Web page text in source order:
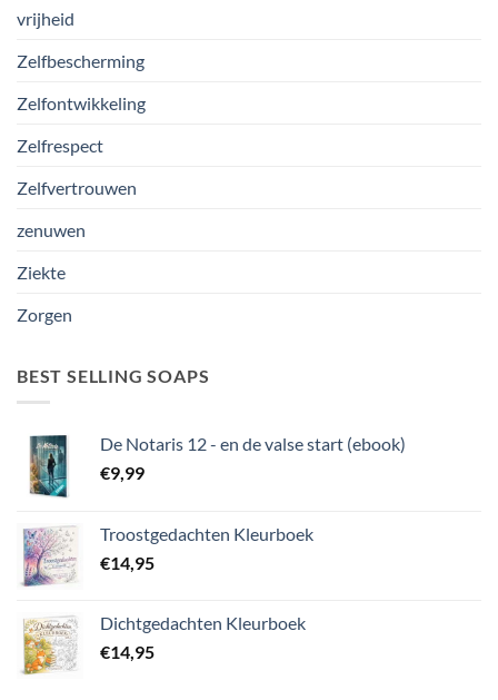
vrijheid
Zelfbescherming
Zelfontwikkeling
Zelfrespect
Zelfvertrouwen
zenuwen
Ziekte
Zorgen
BEST SELLING SOAPS
De Notaris 12 - en de valse start (ebook)
€9,99
Troostgedachten Kleurboek
€14,95
Dichtgedachten Kleurboek
€14,95